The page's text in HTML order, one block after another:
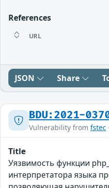
References
URL
JSON Share
BDU:2021-
Vulnerability from fstec
Title
Уязвимость функции
интерпретатора языка